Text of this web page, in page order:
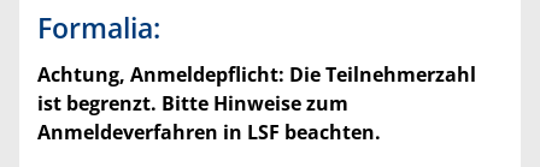
Formalia:
Achtung, Anmeldepflicht: Die Teilnehmerzahl
ist begrenzt. Bitte Hinweise zum
Anmeldeverfahren in LSF beachten.